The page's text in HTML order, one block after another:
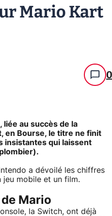
Mario Kart
0
liée au succès de la
en Bourse, le titre ne finit
insistantes qui laissent
a dévoilé les chiffres
jeu mobile et un film.
Mario
la Switch, ont déjà